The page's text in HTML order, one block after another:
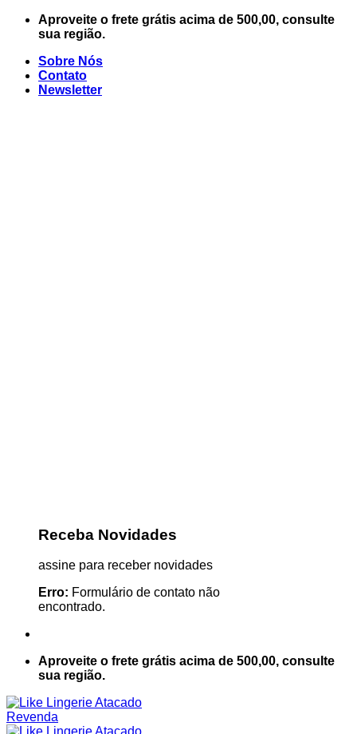
Skip
Aproveite o frete grátis acima de 500,00, consulte
sua região.
Sobre Nós
Contato
Newsletter
Receba Novidades
assine para receber novidades
Erro: Formulário de contato não
encontrado.
Aproveite o frete grátis acima de 500,00, consulte
sua região.